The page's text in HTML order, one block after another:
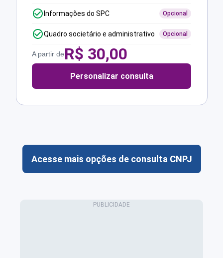
Informações do SPC Opcional
Quadro societário e administrativo Opcional
A partir deR$ 30,00
Personalizar consulta
Acesse mais opções de consulta CNPJ